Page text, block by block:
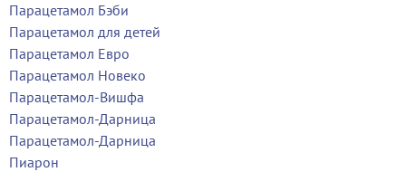
Парацетамол Бэби
Парацетамол для детей
Парацетамол Евро
Парацетамол Новеко
Парацетамол-Вишфа
Парацетамол-Дарница
Парацетамол-Дарница
Пиарон